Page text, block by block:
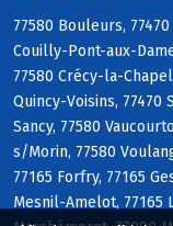
77580 Bouleurs,
Couilly-Pont-aux-
77580 Crécy-la-
Quincy-Voisins, 77470
Sancy, 77580
s/Morin, 77580
77165 Forfry, 77165
Mesnil-Amelot, 77165